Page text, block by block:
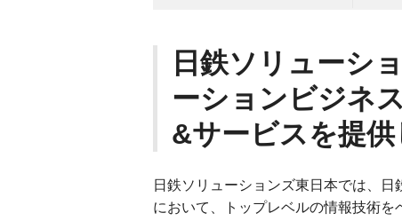
日鉄ソリューシ
ーションビジネ
&サービスを提供
日鉄ソリューションズ東日本では、
において、トップレベルの情報技術